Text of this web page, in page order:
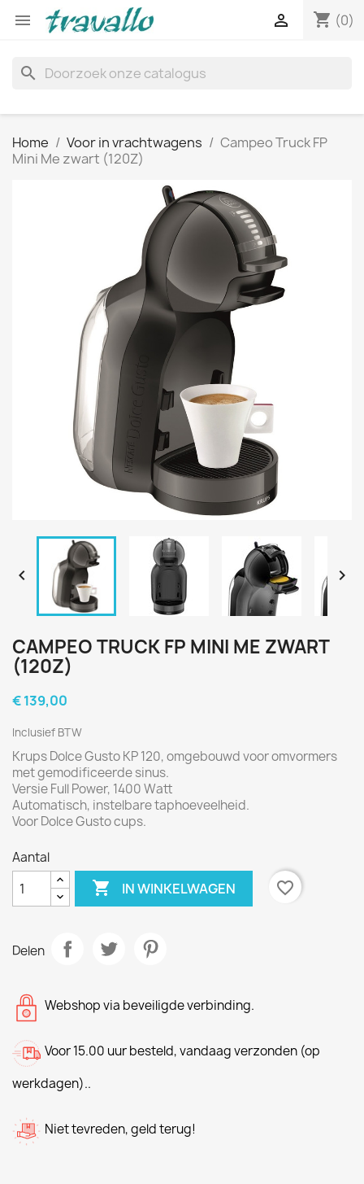
 shopping_cart (0)

search
Home Voor in vrachtwagens
Campeo Truck FP
Mini Me zwart (120Z)
 
CAMPEO TRUCK FP MINI ME ZWART
(120Z)
€ 139,00
Inclusief BTW
Krups Dolce Gusto KP 120, omgebouwd voor omvormers
met gemodificeerde sinus.
Versie Full Power, 1400 Watt
Automatisch, instelbare taphoeveelheid.
Voor Dolce Gusto cups.
Aantal
 IN WINKELWAGEN favorite_border
Delen
Webshop via beveiligde verbinding.
Voor 15.00 uur besteld, vandaag verzonden (op
werkdagen)..
Niet tevreden, geld terug!